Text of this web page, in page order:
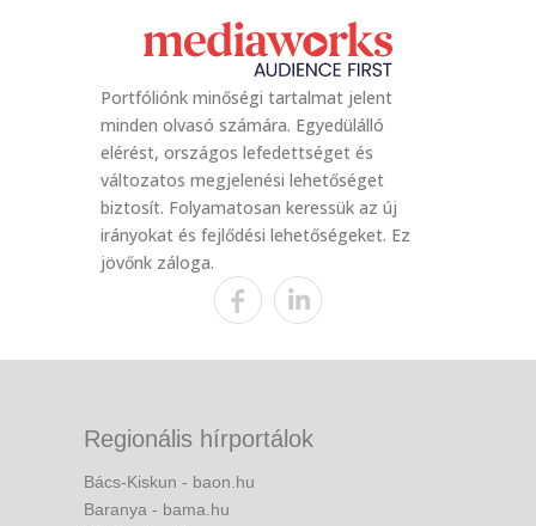
Portfóliónk minőségi tartalmat jelent
minden olvasó számára. Egyedülálló
elérést, országos lefedettséget és
változatos megjelenési lehetőséget
biztosít. Folyamatosan keressük az új
irányokat és fejlődési lehetőségeket. Ez
jövőnk záloga.
Regionális hírportálok
Bács-Kiskun - baon.hu
Baranya - bama.hu